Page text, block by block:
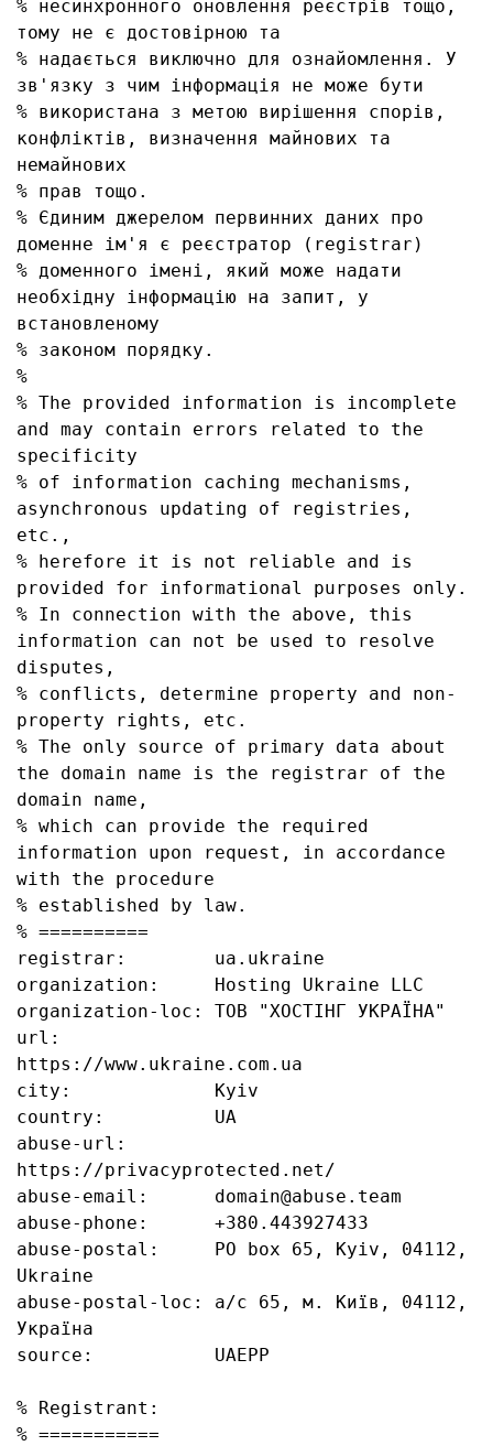
% несинхронного оновлення реєстрів тощо,
тому не є достовірною та
% надається виключно для ознайомлення. У
зв'язку з чим інформація не може бути
% використана з метою вирішення спорів,
конфліктів, визначення майнових та
немайнових
% прав тощо.
% Єдиним джерелом первинних даних про
доменне ім'я є реєстратор (registrar)
% доменного імені, який може надати
необхідну інформацію на запит, у
встановленому
% законом порядку.
%
% The provided information is incomplete
and may contain errors related to the
specificity
% of information caching mechanisms,
asynchronous updating of registries,
etc.,
% herefore it is not reliable and is
provided for informational purposes only.
% In connection with the above, this
information can not be used to resolve
disputes,
% conflicts, determine property and non-
property rights, etc.
% The only source of primary data about
the domain name is the registrar of the
domain name,
% which can provide the required
information upon request, in accordance
with the procedure
% established by law.
% ==========
registrar:        ua.ukraine
organization:     Hosting Ukraine LLC
organization-loc: ТОВ "ХОСТІНГ УКРАЇНА"
url:
https://www.ukraine.com.ua
city:             Kyiv
country:          UA
abuse-url:
https://privacyprotected.net/
abuse-email:      domain@abuse.team
abuse-phone:      +380.443927433
abuse-postal:     PO box 65, Kyiv, 04112,
Ukraine
abuse-postal-loc: а/с 65, м. Київ, 04112,
Україна
source:           UAEPP
% Registrant:
% ===========